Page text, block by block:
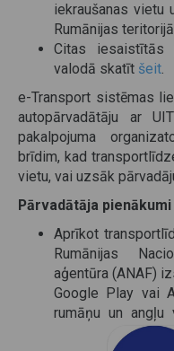
iekraušanas vietu
Rumānijas
Citas iesaistītās
valodā skatīt šeit.
e-Transport sistēmas
autopārvadātāju ar
pakalpojuma
brīdim, kad
vietu, vai uzsāk
Pārvadātāja pienākumi
Aprīkot
Rumānijas
aģentūra (ANAF)
Google Play vai
rumāņu un